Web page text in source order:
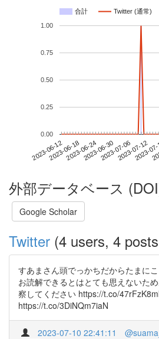
合計 Twitter (通常)
2023-06-122023-06-182023-06-242023-06-302023-07-062023-07-12
2023-
0.00
0.25
0.50
0.75
1.00
外部データベース
Google Scholar
Twitter (4 users, 4
すあまさん頭でっかちだからたまに
お読解できるとはとても思えないた
察してください https://t.co/
https://t.co/3DiNQm7iaN
2023-07-10 22:41:11